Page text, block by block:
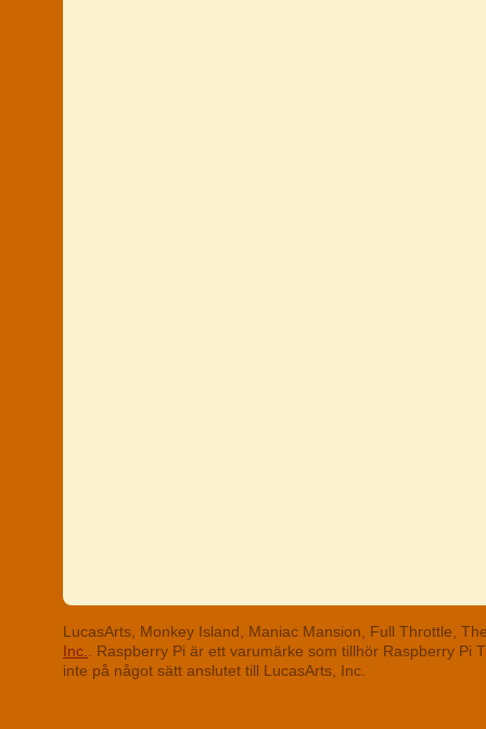
LucasArts, Monkey Island, Maniac Mansion, Full Throttle,
Inc.
. Raspberry Pi är ett varumärke som tillhör Raspberry
inte på något sätt anslutet till LucasArts, Inc.